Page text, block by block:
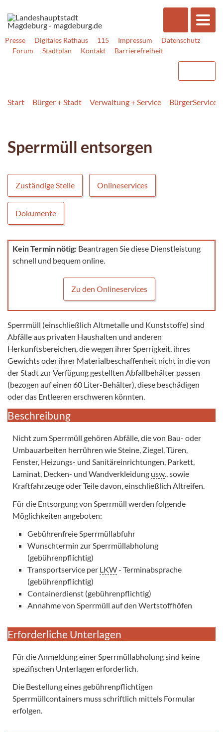
Presse Digitales Rathaus 115 Impressum
Datenschutz
Forum
Stadtplan Kontakt Barrierefreiheit
Start Bürger + Stadt Verwaltung + Service BürgerService
Sperrmüll entsorgen
Zuständige Stelle Onlineservices
Dokumente
Kein Termin nötig: Beantragen Sie diese Dienstleistung
schnell und bequem online.
Zu den Onlineservices
Sperrmüll (einschließlich Altmetalle und Kunststoffe) sind
Abfälle aus privaten Haushalten und anderen
Herkunftsbereichen, die wegen ihrer Sperrigkeit, ihres
Gewichts oder ihrer Materialbeschaffenheit nicht in die von
der Stadt zur Verfügung gestellten Abfallbehälter passen
(bezogen auf einen 60 Liter-Behälter), diese beschädigen
oder das Entleeren erschweren könnten.
Beschreibung
Nicht zum Sperrmüll gehören Abfälle, die von Bau- oder
Umbauarbeiten herrühren wie Steine, Ziegel, Türen,
Fenster, Heizungs- und Sanitäreinrichtungen, Parkett,
Laminat, Decken- und Wandverkleidung usw ., sowie
Kraftfahrzeuge oder Teile davon, einschließlich Altreifen.
Für die Entsorgung von Sperrmüll werden folgende
Möglichkeiten angeboten:
Gebührenfreie Sperrmüllabfuhr
Wunschtermin zur Sperrmüllabholung
(gebührenpflichtig)
Transportservice per LKW- Terminabsprache
(gebührenpflichtig)
Containerdienst (gebührenpflichtig)
Annahme von Sperrmüll auf den Wertstoffhöfen
Erforderliche Unterlagen
Für die Anmeldung einer Sperrmüllabholung sind keine
spezifischen Unterlagen erforderlich.
Die Bestellung eines gebührenpflichtigen
Sperrmüllcontainers muss schriftlich mittels Formular
erfolgen.